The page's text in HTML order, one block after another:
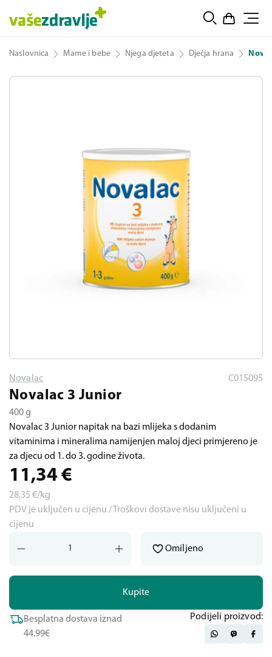
Naslovnica Mame i bebe Njega djeteta Dječja hrana
Novalac C015095
Novalac 3 Junior
400 g
Novalac 3 Junior napitak na bazi mlijeka s dodanim
vitaminima i mineralima namijenjen maloj djeci primjereno je
za djecu od 1. do 3. godine života.
11,34 €
28,35 €/kg
PDV je uključen u cijenu / Troškovi dostave nisu uključeni u
cijenu
Kupite
Omiljeno
Besplatna dostava iznad
44.99€
Podijeli proizvod: